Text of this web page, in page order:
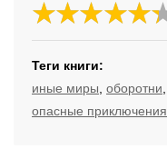
Теги книги:
иные миры оборотни
опасные приключения